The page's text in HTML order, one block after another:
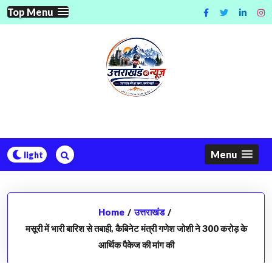
Skip
to
Top Menu
Menu
Home / उत्तराखंड /
मसूरी में भारी बारिश से तबाही, कैबिनेट मंत्री गणेश जोशी ने 300 करोड़ के
आर्थिक पैकेज की मांग की